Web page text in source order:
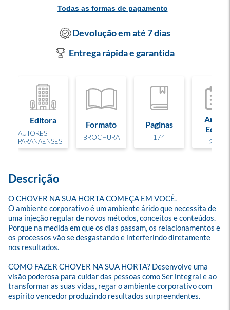
Todas as formas de pagamento
Devolução em até 7 dias
Entrega rápida e garantida
Editora
AUTORES
PARANAENSES
Formato
BROCHURA
Paginas
174
Ano de
Edição
2015
Descrição
O CHOVER NA SUA HORTA COMEÇA EM VOCÊ.
O ambiente corporativo é um ambiente árido que necessita de
uma injeção regular de novos métodos, conceitos e conteúdos.
Porque na medida em que os dias passam, os relacionamentos e
os processos vão se desgastando e interferindo diretamente
nos resultados.
COMO FAZER CHOVER NA SUA HORTA? Desenvolve uma
visão poderosa para cuidar das pessoas como Ser integral e ao
transformar as suas vidas, regar o ambiente corporativo com
espírito vencedor produzindo resultados surpreendentes.